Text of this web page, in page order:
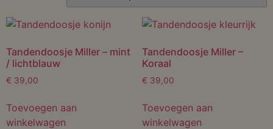
Tandendoosje Miller – mint
/ lichtblauw
€ 39,00
Toevoegen aan
winkelwagen
Tandendoosje Miller –
Koraal
€ 39,00
Toevoegen aan
winkelwagen